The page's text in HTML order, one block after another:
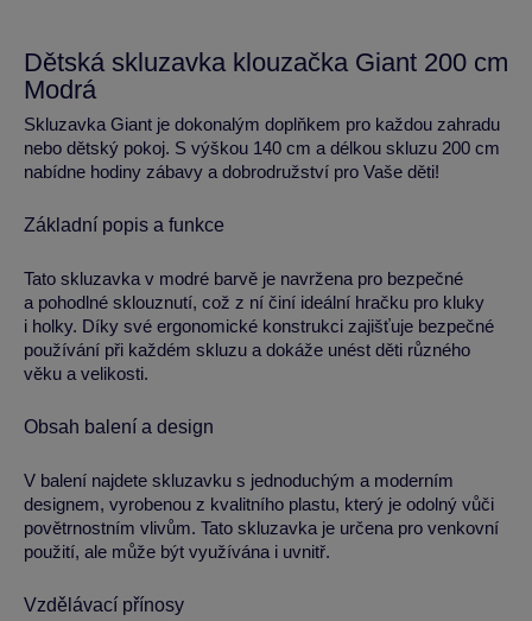
Dětská skluzavka klouzačka Giant 200 cm
Modrá
Skluzavka Giant je dokonalým doplňkem pro každou zahradu
nebo dětský pokoj. S výškou 140 cm a délkou skluzu 200 cm
nabídne hodiny zábavy a dobrodružství pro Vaše děti!
Základní popis a funkce
Tato skluzavka v modré barvě je navržena pro bezpečné
a pohodlné sklouznutí, což z ní činí ideální hračku pro kluky
i holky. Díky své ergonomické konstrukci zajišťuje bezpečné
používání při každém skluzu a dokáže unést děti různého
věku a velikosti.
Obsah balení a design
V balení najdete skluzavku s jednoduchým a moderním
designem, vyrobenou z kvalitního plastu, který je odolný vůči
povětrnostním vlivům. Tato skluzavka je určena pro venkovní
použití, ale může být využívána i uvnitř.
Vzdělávací přínosy